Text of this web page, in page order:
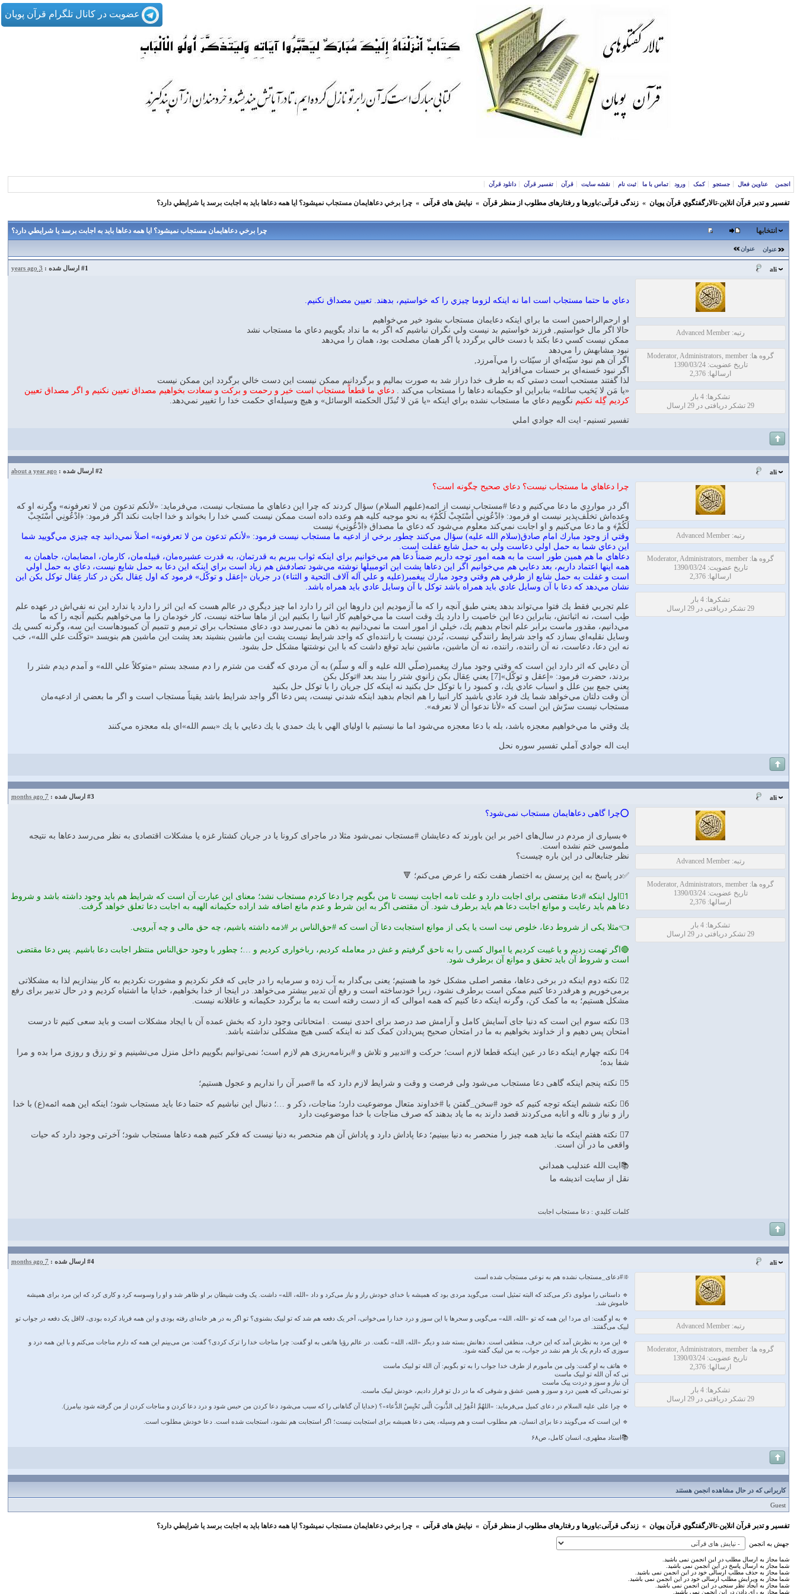
عضویت در کانال تلگرام قرآن پویان
انجمن عناوین فعال جستجو کمک ورود تماس با ما ثبت نام نقشه سایت قرآن تفسیر قرآن دانلود قرآن
تفسير و‌ تدبر قرآن انلاين-تالارگفتگوي قرآن پویان » زندگی قرآنی:باورها و رفتارهای مطلوب از منظر قرآن » نیایش های قرآنی » چرا برخي دعاهايمان مستجاب نميشود؟ ايا همه دعاها بايد به اجابت برسد يا شرايطي دارد؟
چرا برخي دعاهايمان مستجاب نميشود؟ ايا همه دعاها بايد به اجابت برسد يا شرايطي دارد؟ انتخابها
عنوان عنوان
ali
#1 ارسال شده : 3 years ago
رتبه: Advanced Member
گروه ها: Moderator, Administrators, member
تاریخ عضویت: 1390/03/24
ارسالها: 2,376
تشکرها: 4 بار
29 تشکر دریافتی در 29 ارسال
دعاي ما حتما مستجاب است اما نه اينكه لزوما چيزي را كه خواستيم، بدهند. تعيين مصداق نكنيم.
او ارحم‌الراحمين است ما براي اينكه دعايمان مستجاب بشود خير مي‌خواهيم
حالا اگر مال خواستيم, فرزند خواستيم بد نيست ولي نگران نباشيم كه اگر به ما نداد بگوييم دعاي ما مستجاب نشد
ممكن نيست كسي دعا بكند با دست خالي برگردد يا اگر همان مصلحت بود، همان را مي‌دهد
نبود مشابهش را مي‌دهد
اگر آن هم نبود سيّئه‌اي از سيّئات را مي‌آمرزد,
اگر نبود حَسنه‌اي بر حسنات مي‌افزايد
لذا گفتند مستحب است دستي كه به طرف خدا دراز شد به صورت بماليم و برگردانيم ممكن نيست اين دست خالي برگردد اين ممكن نيست
«يا مَن لا يَخيب سائله» بنابراين او حكيمانه دعاها را مستجاب مي‌كند . دعاي ما قطعاً مستجاب است خير و رحمت و بركت و سعادت بخواهيم مصداق تعيين نكنيم و اگر مصداق تعيين
كرديم گِله نكنيم نگوييم دعاي ما مستجاب نشده براي اينكه «يا مَن لا تُبدّل الحكمته الوسائل» و هيچ وسيله‌اي حكمت خدا را تغيير نمي‌دهد.
تفسير تسنیم- ايت اله جوادي املي
ali
#2 ارسال شده : about a year ago
رتبه: Advanced Member
گروه ها: Moderator, Administrators, member
تاریخ عضویت: 1390/03/24
ارسالها: 2,376
تشکرها: 4 بار
29 تشکر دریافتی در 29 ارسال
چرا دعاهاي ما مستجاب نيست؟ دعاي صحيح چگونه است؟
اگر در مواردي ما دعا مي‌كنيم و دعا #مستجاب نيست از ائمه(عليهم السلام) سؤال كردند كه چرا اين دعاهاي ما مستجاب نيست، مي‌فرمايد: «لأنكم تدعون من لا تعرفونه» وگرنه او كه
وعده‌اش تخلّف‌پذير نيست او فرمود: ﴿ادْعُونِي أَسْتَجِبْ لَكُمْ﴾ به نحو موجبه كليه هم وعده داده است ممكن نيست كسي خدا را بخواند و خدا اجابت نكند اگر فرمود: ﴿ادْعُونِي أَسْتَجِبْ
لَكُمْ﴾ و ما دعا مي‌كنيم و او اجابت نمي‌كند معلوم مي‌شود كه دعاي ما مصداق ﴿ادْعُونِي﴾ نيست
وقتي از وجود مبارك امام صادق(سلام الله عليه) سؤال مي‌كنند چطور برخي از ادعيه‌ ما مستجاب نيست فرمود: «لأنكم تدعون من لا تعرفونه» اصلاً نمي‌دانيد چه چيزي مي‌گوييد شما
اين دعاي شما به حمل اولي دعاست ولي به حمل شايع غفلت است.
دعاهاي ما هم همين طور است ما به همه امور توجه داريم ضمناً دعا هم مي‌خوانيم براي اينكه ثواب ببريم به قدرتمان، به قدرت عشيره‌مان، قبيله‌مان، كارمان، امضايمان، جاهمان به
همه اينها اعتماد داريم، بعد دعايي هم مي‌خوانيم اگر اين دعاها پشت اين اتومبيلها نوشته مي‌شود تصادفش هم زياد است براي اينكه اين دعا به حمل شايع نيست، دعاي به حمل اولي
است و غفلت به حمل شايع از طرفي هم وقتي وجود مبارك پيغمبر(عليه و علي آله آلاف التحية و الثناء) در جريان «إعقل و توكّل» فرمود كه اول عِقال بكن در كنار عِقال توكل بكن اين
نشان مي‌دهد كه دعا با آن وسايل عادي بايد همراه باشد توكل با آن وسايل عادي بايد همراه باشد.
علم تجربي فقط يك فتوا مي‌تواند بدهد يعني طبق آنچه را كه ما آزموديم اين داروها اين اثر را دارد اما چيز ديگري در عالم هست كه اين اثر را دارد يا ندارد اين نه نفي‌اش در عهده علم
طِب است، نه اثباتش، بنابراين دعا اين خاصيت را دارد يك وقت است ما مي‌خواهيم كار انبيا را بكنيم اين از ماها ساخته نيست، كار خودمان را ما مي‌خواهيم بكنيم آنچه را كه ما
مي‌دانيم، مقدور ماست برابر علم انجام بدهيم يك، خيلي از امور است ما نمي‌دانيم به ذهن ما نمي‌رسد دو، دعاي مستجاب براي ترميم و تتميم آن كمبودهاست اين سه، وگرنه كسي يك
وسايل نقليه‌اي بسازد كه واجد شرايط رانندگي نيست، بُردن نيست يا راننده‌اي كه واجد شرايط نيست پشت اين ماشين بنشيند بعد پشت اين ماشين هم بنويسد «توكّلت علي الله»، خب
نه اين دعا، دعاست، نه آن راننده، راننده، نه آن ماشين، ماشين نبايد توقع داشت كه با اين نوشتنها مشكل حل بشود.
آن دعايي كه اثر دارد اين است كه وقتي وجود مبارك پيغمبر(صلّي الله عليه و آله و سلّم) به آن مردي كه گفت من شترم را دم مسجد بستم «متوكلاً علي الله» و آمدم ديدم شتر را
بردند، حضرت فرمود: «إعقل و توكّل»[7] يعني عِقال بكن زانوي شتر را ببند بعد #توكل بكن
يعني جمع بين علل و اسباب عادي يك، و كمبود را با توكل حل بكنيد نه اينكه كل جريان را با توكل حل بكنيد
آن وقت دلتان مي‌خواهد شما يك فرد عادي باشيد كار انبيا را هم انجام بدهيد اينكه شدني نيست، پس دعا اگر واجد شرايط باشد يقيناً مستجاب است و اگر ما بعضي از ادعيه‌مان
مستجاب نيست سرّش اين است كه «لأنا ندعوا أن لا نعرفه».
يك وقتي ما مي‌خواهيم معجزه باشد، بله با دعا معجزه مي‌شود اما ما نيستيم با اولياي الهي با يك حمدي با يك دعايي با يك «بسم الله»اي بله معجزه مي‌كنند
ايت اله جوادي آملي تفسير سوره نحل
ali
#3 ارسال شده : 7 months ago
رتبه: Advanced Member
گروه ها: Moderator, Administrators, member
تاریخ عضویت: 1390/03/24
ارسالها: 2,376
تشکرها: 4 بار
29 تشکر دریافتی در 29 ارسال
⭕️چرا گاهی دعاهایمان مستجاب نمی‌شود؟
🔹بسیاری از مردم در سال‌های اخیر بر این باورند که دعایشان #مستجاب نمی‌شود مثلا در ماجرای کرونا یا در جریان کشتار غزه یا مشکلات اقتصادی به نظر می‌رسد دعاها به نتیجه
ملموسی ختم نشده است.
نظر جنابعالی در این باره چیست؟
✅در پاسخ به این پرسش به اختصار هفت نکته را عرض می‌کنم؛ 🔻
1⃣اول اینکه #دعا مقتضی برای اجابت دارد و علت تامه اجابت نیست تا من بگویم چرا دعا کردم مستجاب نشد؛ معنای این عبارت آن است که شرایط هم باید وجود داشته باشد و شروط
دعا هم باید رعایت و موانع اجابت دعا هم باید برطرف شود. آن مقتضی اگر به این شرط و عدم مانع اضافه شد اراده حکیمانه الهیه به اجابت دعا تعلق خواهد گرفت.
👈مثلا یکی از شروط دعا، خلوص نیت است یا یکی از موانع استجابت دعا آن است که #حق‌الناس بر #ذمه داشته باشیم، چه حق مالی و چه آبرویی.
🔴اگر تهمت زدیم و یا غیبت کردیم یا اموال کسی را به ناحق گرفیتم و غش در معامله کردیم، رباخواری کردیم و …؛ چطور با وجود حق‌الناس منتظر اجابت دعا باشیم. پس دعا مقتضی
است و شروط آن باید تحقق و موانع آن برطرف شود.
2⃣ نکته دوم اینکه در برخی دعاها، مقصر اصلی مشکل خود ما هستیم؛ یعنی بی‌گدار به آب زده و سرمایه را در جایی که فکر نکردیم و مشورت نکردیم به کار بیندازیم لذا به مشکلاتی
برمی‌خوریم و هرقدر دعا کنیم ممکن است برطرف نشود، زیرا خودساخته است و رفع آن تدبیر بیشتر می‌خواهد. در اینجا از خدا بخواهیم، خدایا ما اشتباه کردیم و در حال تدبیر برای رفع
مشکل هستیم؛ به ما کمک کن، وگرنه اینکه دعا کنیم که همه اموالی که از دست رفته است به ما برگردد حکیمانه و عاقلانه نیست.
3⃣ نکته سوم این است که دنیا جای آسایش کامل و آرامش صد درصد برای احدی نیست . امتحاناتی وجود دارد که بخش عمده آن با ایجاد مشکلات است و باید سعی کنیم تا درست
امتحان پس دهیم و از خداوند بخواهیم به ما در امتحان صحیح پس‌دادن کمک کند نه اینکه کسی هیچ مشکلی نداشته باشد.
4⃣ نکته چهارم اینکه دعا در عین اینکه قطعا لازم است؛ حرکت و #تدبیر و تلاش و #برنامه‌ریزی هم لازم است؛ نمی‌توانیم بگوییم داخل منزل می‌نشینیم و تو رزق و روزی مرا بده و مرا
شفا بده؛
5⃣ نکته پنجم اینکه گاهی دعا مستجاب می‌شود ولی فرصت و وقت و شرایط لازم دارد که ما #صبر آن را نداریم و عجول هستیم؛
6⃣ نکته ششم اینکه توجه کنیم که خود #سخن_گفتن با #خداوند متعال موضوعیت دارد؛ مناجات، ذکر و …؛ دنبال این نباشیم که حتما دعا باید مستجاب شود؛ اینکه این همه ائمه(ع) با خدا
راز و نیاز و ناله و انابه می‌کردند قصد دارند به ما یاد بدهند که صرف مناجات با خدا موضوعیت دارد
7⃣ نکته هفتم اینکه ما نباید همه چیز را منحصر به دنیا ببینیم؛ دعا پاداش دارد و پاداش آن هم منحصر به دنیا نیست که فکر کنیم همه دعاها مستجاب شود؛ آخرتی وجود دارد که حیات
واقعی ما در آن است.
📚ايت الله عندليب همداني
نقل از سايت انديشه ما
كلمات كليدي : دعا مستجاب اجابت
ali
#4 ارسال شده : 7 months ago
رتبه: Advanced Member
گروه ها: Moderator, Administrators, member
تاریخ عضویت: 1390/03/24
ارسالها: 2,376
تشکرها: 4 بار
29 تشکر دریافتی در 29 ارسال
❇️#دعای_مستجاب نشده هم به نوعی مستجاب شده است
🔹 داستانی را مولوی ذکر می‌کند که البته تمثیل است. می‌گوید مردی بود که همیشه با خدای خودش راز و نیاز می‌کرد و داد «الله، الله» داشت. یک وقت شیطان بر او ظاهر شد و او را وسوسه کرد و کاری کرد که این مرد برای همیشه
خاموش شد.
🔹 به او گفت: ای مرد! این همه که تو «الله، الله» می‌گویی و سحرها با این سوز و درد خدا را می‌خوانی، آخر یک دفعه هم شد که تو لبیک بشنوی؟ تو اگر به در هر خانه‌ای رفته بودی و این همه فریاد کرده بودی، لااقل یک دفعه در جواب تو
لبیک می‌گفتند.
🔹 این مرد به نظرش آمد که این حرف، منطقی است. دهانش بسته شد و دیگر «الله، الله» نگفت. در عالم رؤیا هاتفی به او گفت: چرا مناجات خدا را ترک کردی؟ گفت: من می‌بینم این همه که دارم مناجات می‌کنم و با این همه درد و
سوزی که دارم یک بار هم نشد در جواب، به من لبیک گفته شود.
🔹 هاتف به او گفت: ولی من مأمورم از طرف خدا جواب را به تو بگویم: آن الله تو لبیک ماست‌
نی که آن الله تو لبیک ماست‌
آن نیاز و سوز و دردت پیک ماست‌
تو نمی‌دانی که همین درد و سوز و همین عشق و شوقی که ما در دل تو قرار دادیم، خودش لبیک ماست.
🔹 چرا علی علیه السلام در دعای کمیل می‌فرماید: «اللهُمَّ اغْفِرْ لِی الذُّنوبَ الَّتی تَحْبِسُ الدُّعاء»؟ (خدایا آن گناهانی را که سبب می‌شود دعا کردن من حبس شود و درد دعا کردن و مناجات کردن از من گرفته شود بیامرز).
🔹 این است که می‌گویند دعا برای انسان، هم مطلوب است و هم وسیله، یعنی دعا همیشه برای استجابت نیست؛ اگر استجابت هم نشود، استجابت شده است. دعا خودش مطلوب است‌.
📚استاد مطهری، انسان کامل، ص۶۸
کاربرانی که در حال مشاهده انجمن هستند
Guest
تفسير و‌ تدبر قرآن انلاين-تالارگفتگوي قرآن پویان » زندگی قرآنی:باورها و رفتارهای مطلوب از منظر قرآن » نیایش های قرآنی » چرا برخي دعاهايمان مستجاب نميشود؟ ايا همه دعاها بايد به اجابت برسد يا شرايطي دارد؟
جهش به انجمن
شما مجاز به ارسال مطلب در این انجمن نمی باشید.
شما مجاز به ارسال پاسخ در این انجمن نمی باشید.
شما مجاز به حذف مطلب ارسالی خود در این انجمن نمی باشید.
شما مجاز به ویرایش مطلب ارسالی خود در این انجمن نمی باشید.
شما مجاز به ایجاد نظر سنجی در این انجمن نمی باشید.
شما مجاز به رای دادن در این انجمن نمی باشید.